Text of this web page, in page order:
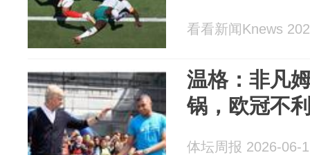
看看新闻Knews
温格：非凡
锅，欧冠不
体坛周报 2026-06-